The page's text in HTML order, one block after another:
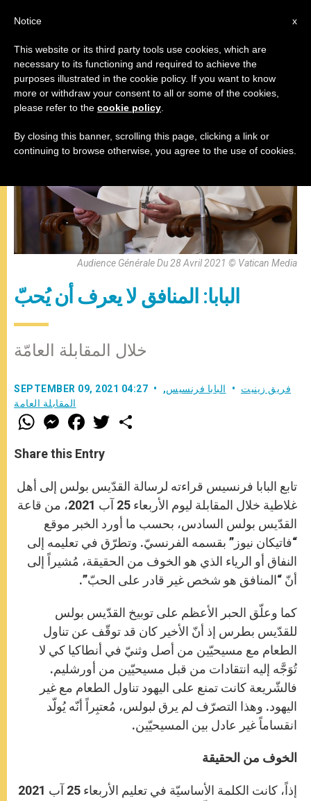
البابا فرنسيس,المقابلة العامة
Audience Générale Du 28 Avril 2021 © Vatican Media
البابا: المنافق لا يعرف أن يُحبّ
خلال المقابلة العامّة
SEPTEMBER 09, 2021 04:27 فريق زينيت البابا فرنسيس,
المقابلة العامة
W
h
t
s
p
M
e
s
e
g
e
r
F
a
e
b
o
k
T
w
r
Share this Entry
تابع البابا فرنسيس قراءته لرسالة القدّيس بولس إلى أهل
غلاطية خلال المقابلة ليوم الأربعاء 25 آب 2021، من قاعة
القدّيس بولس السادس، بحسب ما أورد الخبر موقع
“فاتيكان نيوز” بقسمه الفرنسيّ. وتطرّق في تعليمه إلى
النفاق أو الرياء الذي هو الخوف من الحقيقة، مُشيراً إلى
أنّ “المنافق هو شخص غير قادر على الحبّ”.
كما وعلّق الحبر الأعظم على توبيخ القدّيس بولس
للقدّيس بطرس إذ أنّ الأخير كان قد توقّف عن تناول
الطعام مع مسيحيّين من أصل وثنيّ في أنطاكيا كي لا
تُوَجَّه إليه انتقادات من قبل مسيحيّين من أورشليم.
فالشّريعة كانت تمنع على اليهود تناول الطعام مع غير
اليهود. وهذا التصرّف لم يرق لبولس، مُعتبِراً أنّه يُولّد
انقساماً غير عادل بين المسيحيّين.
الخوف من الحقيقة
إذاً، كانت الكلمة الأساسيّة في تعليم الأربعاء 25 آب 2021
x
Notice
This website or its third party tools use cookies, which are
necessary to its functioning and required to achieve the
purposes illustrated in the cookie policy. If you want to know
more or withdraw your consent to all or some of the cookies,
please refer to the cookie policy
By closing this banner, scrolling this page, clicking a link or
continuing to browse otherwise, you agree to the use of cookies.